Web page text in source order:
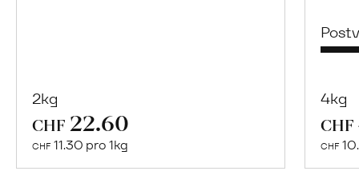
2kg
CHF 22.60
CHF 11.30 pro 1kg
Naturbelassene
4kg
CHF
CHF